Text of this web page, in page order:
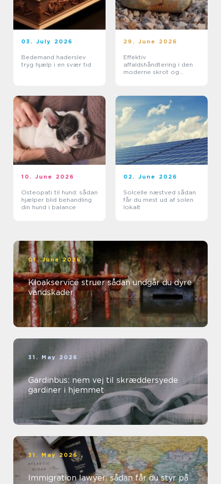
03. July 2026
Bedemand haderslev
tryg hjælp i en svær tid
29. June 2026
Effektiv
affaldshåndtering i den
moderne skrot og
10. June 2026
Osteopati til hund: sådan
hjælper blid behandling
din hund i balance
02. June 2026
Solcelle næstved sådan
får du mest ud af solen
lokalt
01. June 2026
Kloakservice struer sådan undgår du dyre
vandskader
31. May 2026
Gardinbus: nem vej til skræddersyede
gardiner i hjemmet
31. May 2026
Immigration lawyer: sådan får du styr på